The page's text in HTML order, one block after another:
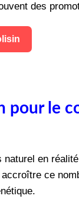
des
pour le
en
ce